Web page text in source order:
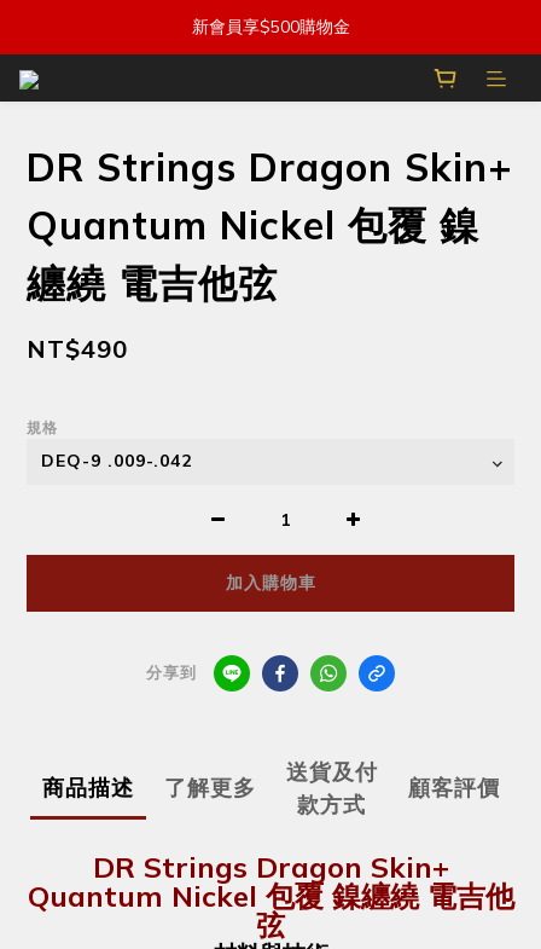
新會員享$500購物金
DR Strings Dragon Skin+
Quantum Nickel 包覆 鎳
纏繞 電吉他弦
NT$490
規格
加入購物車
分享到
商品描述 了解更多
送貨及付
款方式
顧客評價
DR Strings Dragon Skin+
Quantum Nickel 包覆 鎳纏繞 電吉他
弦